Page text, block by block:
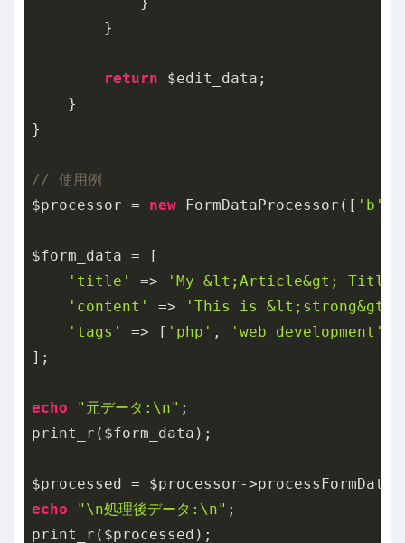
        }
return $edit_data;
    }
}
// 使用例
$processor = new FormDataProcessor([ 'b'
$form_data = [
'title'
=> 'My &lt;Article&gt; Title'
'content'
=>
'This is
'tags'
=> [ 'php' , 'web development'
];
echo "元データ:\n" ;
print_r($form_data);
echo "\n処理後データ:\n" ;
print_r($processed);